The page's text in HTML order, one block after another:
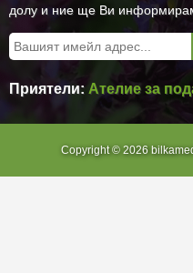
долу и ние ще Ви
Приятели: Ателие за
Copyright © 2026